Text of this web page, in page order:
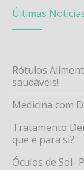
Últimas
Rótulos
saudáveis!
Medicina com
Tratamento
que é para si?
Óculos de Sol-